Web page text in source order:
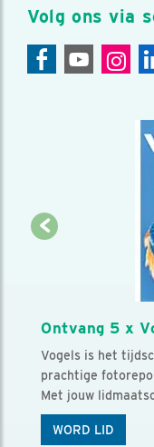
Volg ons via
Ontvang 5 x
Vogels is het
prachtige
Met jouw
WORD LID